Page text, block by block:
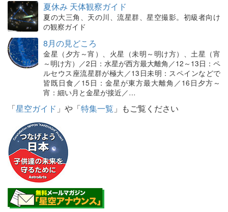
夏休み 天体観察ガイド
夏の大三角、天の川、流星群、星空撮影。初級者向け
の観察ガイド
8月の見どころ
金星（夕方～宵）、火星（未明～明け方）、土星（宵
～明け方）／2日：水星が西方最大離角／12～13日：ペ
ルセウス座流星群が極大／13日未明：スペインなどで
皆既日食／15日：金星が東方最大離角／16日夕方～
宵：細い月と金星が接近／…
「星空ガイド 」や「特集一覧 」もご覧ください